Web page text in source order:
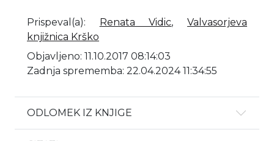
Prispeval(a): Renata Vidic,Valvasorjeva
knjižnica Krško
Objavljeno: 11.10.2017 08:14:03
Zadnja sprememba: 22.04.2024 11:34:55
ODLOMEK IZ KNJIGE